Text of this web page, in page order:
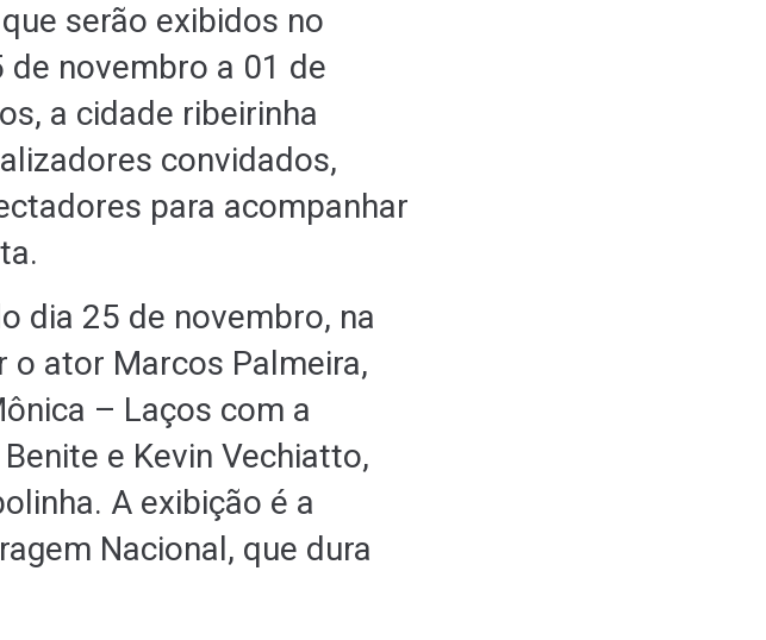
serão exibidos no
novembro a 01 de
a cidade ribeirinha
convidados,
para acompanhar
dia 25 de novembro, na
o ator Marcos Palmeira,
– Laços com a
e Kevin Vechiatto,
A exibição é a
Nacional, que dura